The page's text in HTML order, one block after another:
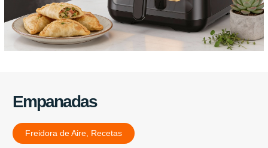
Empanadas
Freidora de Aire Recetas